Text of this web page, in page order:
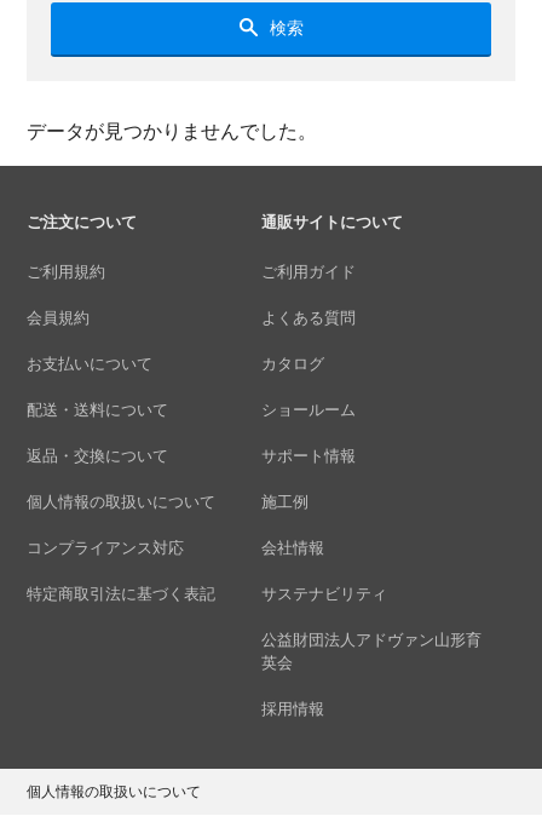
検索
データが見つかりませんでした。
ご注文について
ご利用規約
会員規約
お支払いについて
配送・送料について
返品・交換について
個人情報の取扱いについて
コンプライアンス対応
特定商取引法に基づく表記
通販サイトについて
ご利用ガイド
よくある質問
カタログ
ショールーム
サポート情報
施工例
会社情報
サステナビリティ
公益財団法人アドヴァン山形育
英会
採用情報
個人情報の取扱いについて